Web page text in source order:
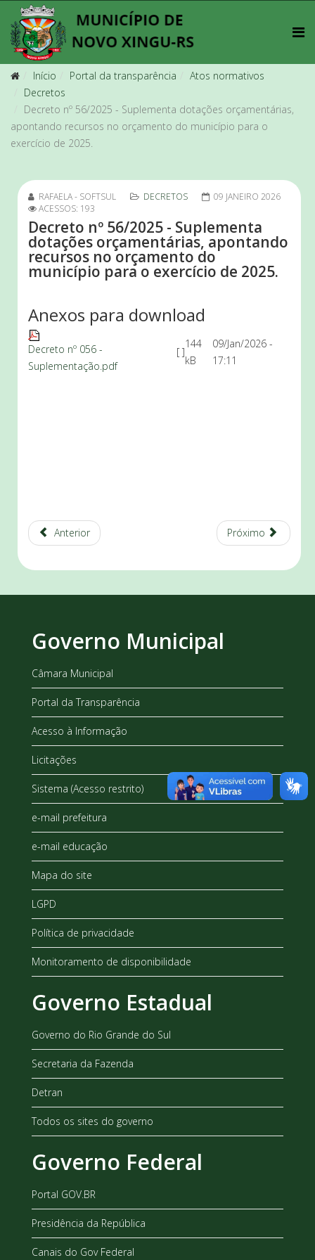
Início Portal da transparência
Atos normativos
Decretos
Decreto nº 56/2025 - Suplementa dotações orçamentárias,
apontando recursos no orçamento do município para o
exercício de 2025.
RAFAELA - SOFTSUL DECRETOS
09 JANEIRO 2026
ACESSOS: 193
Decreto nº 56/2025 - Suplementa
dotações orçamentárias, apontando
recursos no orçamento do
município para o exercício de 2025.
Anexos para download
Decreto nº 056 -
Suplementação.pdf
[ ]
144
kB
09/Jan/2026 -
17:11
Anterior Próximo
Governo Municipal
Câmara Municipal
Portal da Transparência
Acesso à Informação
Licitações
Sistema (Acesso restrito)
e-mail prefeitura
e-mail educação
Mapa do site
LGPD
Política de privacidade
Monitoramento de disponibilidade
Governo Estadual
Governo do Rio Grande do Sul
Secretaria da Fazenda
Detran
Todos os sites do governo
Governo Federal
Portal GOV.BR
Presidência da República
Canais do Gov Federal